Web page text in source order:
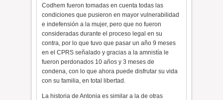
Codhem fueron tomadas en cuenta todas las
condiciones que pusieron en mayor vulnerabilidad
e indefensión a la mujer, pero que no fueron
consideradas durante el proceso legal en su
contra, por lo que tuvo que pasar un año 9 meses
en el CPRS señalado y gracias a la amnistía le
fueron perdonados 10 años y 3 meses de
condena, con lo que ahora puede disfrutar su vida
con su familia, en total libertad.
La historia de Antonia es similar a la de otras